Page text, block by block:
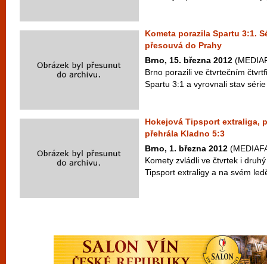
Kometa porazila Spartu 3:1.
přesouvá do Prahy
Brno, 15. března 2012
Brno porazili ve čtvrtečním
Spartu 3:1 a vyrovnali stav
Hokejová Tipsport extraliga,
přehrála Kladno 5:3
Brno, 1. března 2012
Komety zvládli ve čtvrtek i
Tipsport extraligy a na svém